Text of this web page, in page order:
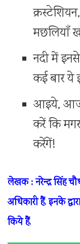
मछलियाँ
नदी में
कई बार ये
आइये, आज
करें कि
करेंगें!
लेखक : नरेन्द्र सिंह
अधिकारी हैं. इनके
किये हैं.